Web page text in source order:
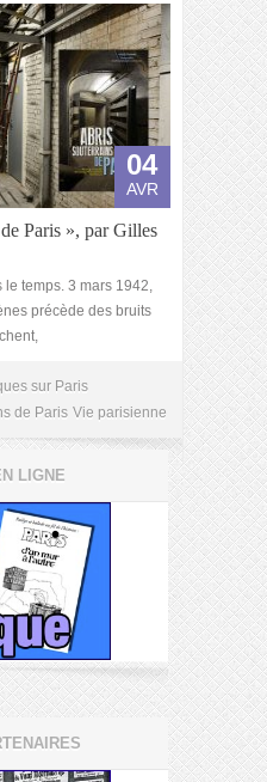
04
AVR
Paris », par Gilles
temps. 3 mars 1942,
précède des bruits
sur Paris
de Paris Vie parisienne
LIGNE